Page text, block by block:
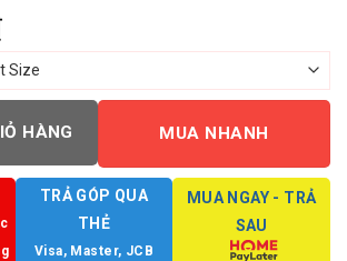
HÀNG MUA NHANH
TRẢ GÓP QUA
THẺ
Visa, Master, JCB
MUA NGAY - TRẢ
SAU